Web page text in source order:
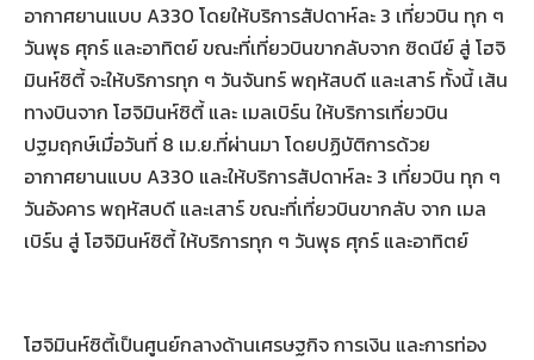
อากาศยานแบบ A330 โดยให้บริการสัปดาห์ละ 3 เที่ยวบิน ทุก ๆ
วันพุธ ศุกร์ และอาทิตย์ ขณะที่เที่ยวบินขากลับจาก ซิดนีย์ สู่ โฮจิ
มินห์ซิตี้ จะให้บริการทุก ๆ วันจันทร์ พฤหัสบดี และเสาร์ ทั้งนี้ เส้น
ทางบินจาก โฮจิมินห์ซิตี้ และ เมลเบิร์น ให้บริการเที่ยวบิน
ปฐมฤกษ์เมื่อวันที่ 8 เม.ย.ที่ผ่านมา โดยปฏิบัติการด้วย
อากาศยานแบบ A330 และให้บริการสัปดาห์ละ 3 เที่ยวบิน ทุก ๆ
วันอังคาร พฤหัสบดี และเสาร์ ขณะที่เที่ยวบินขากลับ จาก เมล
เบิร์น สู่ โฮจิมินห์ซิตี้ ให้บริการทุก ๆ วันพุธ ศุกร์ และอาทิตย์
โฮจิมินห์ซิตี้เป็นศูนย์กลางด้านเศรษฐกิจ การเงิน และการท่อง